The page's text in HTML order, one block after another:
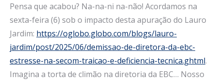
Pensa que acabou? Na-na-ni na-não! Acordamos na
sexta-feira (6) sob o impacto desta apuração do Lauro
Jardim: https://oglobo.globo.com/blogs/lauro-
jardim/post/2025/06/demissao-de-diretora-da-ebc-
estresse-na-secom-traicao-e-deficiencia-tecnica.ghtml.
Imagina a torta de climão na diretoria da EBC… Nosso